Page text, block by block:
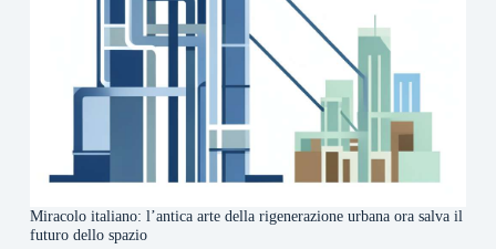
Miracolo italiano: l’antica arte della rigenerazione urbana ora salva il
futuro dello spazio